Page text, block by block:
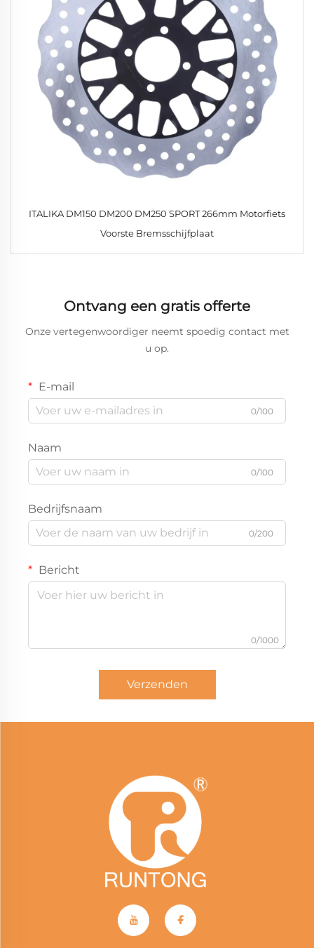
ITALIKA DM150 DM200 DM250 SPORT 266mm Motorfiets
Voorste Bremsschijfplaat
Ontvang een gratis offerte
Onze vertegenwoordiger neemt spoedig contact met
u op.
E-mail
0/100
Naam
0/100
Bedrijfsnaam
0/200
Bericht
0/1000
Verzenden